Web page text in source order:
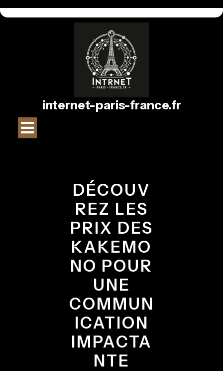
au
internet-paris-france.fr
DÉCOUV
REZ LES
PRIX DES
KAKEMO
NO POUR
UNE
COMMUN
ICATION
IMPACTA
NTE